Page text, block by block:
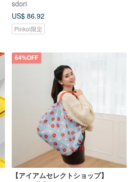
sdori
US$ 86.92
Pinkoi限定
64%OFF
【アイアムセレクトショップ】